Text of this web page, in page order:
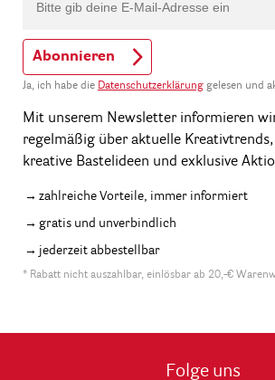
Abonnieren
Ja, ich habe die Datenschutzerklärung gelesen und
Mit unserem Newsletter informieren
regelmäßig über aktuelle
kreative Bastelideen und exklusive
zahlreiche Vorteile, immer informiert
gratis und unverbindlich
jederzeit abbestellbar
* Rabatt nicht auszahlbar, einlösbar ab 20,-€
Folge uns